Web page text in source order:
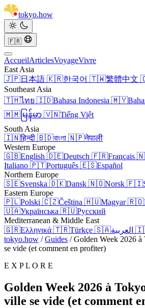
tokyo.how
🇫🇷
AccueilArticlesVoyageVivre
East Asia
🇯🇵日本語 🇰🇷한국어 🇹🇼繁體中文
Southeast Asia
🇹🇭ไทย 🇮🇩Bahasa Indonesia 🇲🇾
🇲🇲 မြန်မာ 🇻🇳Tiếng Việt
South Asia
🇮🇳हिन्दी 🇧🇩বাংলা 🇳🇵नेपाली
Western Europe
🇬🇧English 🇩🇪Deutsch 🇫🇷Français
Italiano 🇵🇹Português 🇪🇸Español
Northern Europe
🇸🇪Svenska 🇩🇰Dansk 🇳🇴Norsk 🇫🇮
Eastern Europe
🇵🇱Polski 🇨🇿Čeština 🇭🇺Magyar🇷🇴
🇺🇦Українська 🇷🇺Русский
Mediterranean & Middle East
🇬🇷Ελληνικά 🇹🇷Türkçe 🇸🇦
tokyo.how / Guides / Golden Week 2026
se vide (et comment en profiter)
E X P L O R E
Golden Week 2026 à
ville se vide (et comment